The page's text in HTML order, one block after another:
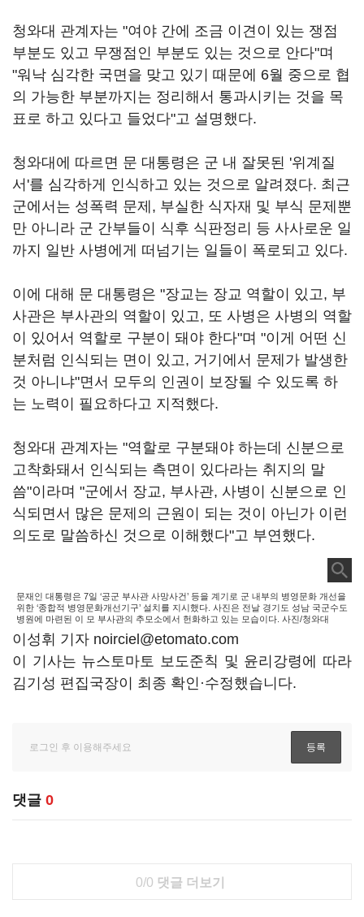
청와대 관계자는 "여야 간에 조금 이견이 있는 쟁점
부분도 있고 무쟁점인 부분도 있는 것으로 안다"며
"워낙 심각한 국면을 맞고 있기 때문에 6월 중으로 협
의 가능한 부분까지는 정리해서 통과시키는 것을 목
표로 하고 있다고 들었다"고 설명했다.
청와대에 따르면 문 대통령은 군 내 잘못된 '위계질
서'를 심각하게 인식하고 있는 것으로 알려졌다. 최근
군에서는 성폭력 문제, 부실한 식자재 및 부식 문제뿐
만 아니라 군 간부들이 식후 식판정리 등 사사로운 일
까지 일반 사병에게 떠넘기는 일들이 폭로되고 있다.
이에 대해 문 대통령은 "장교는 장교 역할이 있고, 부
사관은 부사관의 역할이 있고, 또 사병은 사병의 역할
이 있어서 역할로 구분이 돼야 한다"며 "이게 어떤 신
분처럼 인식되는 면이 있고, 거기에서 문제가 발생한
것 아니냐"면서 모두의 인권이 보장될 수 있도록 하
는 노력이 필요하다고 지적했다.
청와대 관계자는 "역할로 구분돼야 하는데 신분으로
고착화돼서 인식되는 측면이 있다라는 취지의 말
씀"이라며 "군에서 장교, 부사관, 사병이 신분으로 인
식되면서 많은 문제의 근원이 되는 것이 아닌가 이런
의도로 말씀하신 것으로 이해했다"고 부연했다.
문재인 대통령은 7일 ‘공군 부사관 사망사건’ 등을 계기로 군 내부의 병영문화 개선을
위한 ‘종합적 병영문화개선기구’ 설치를 지시했다. 사진은 전날 경기도 성남 국군수도
병원에 마련된 이 모 부사관의 추모소에서 헌화하고 있는 모습이다. 사진/청와대
이성휘 기자 noirciel@etomato.com
이 기사는 뉴스토마토 보도준칙 및 윤리강령에 따라
김기성 편집국장이 최종 확인·수정했습니다.
댓글 0
0/0 댓글 더보기